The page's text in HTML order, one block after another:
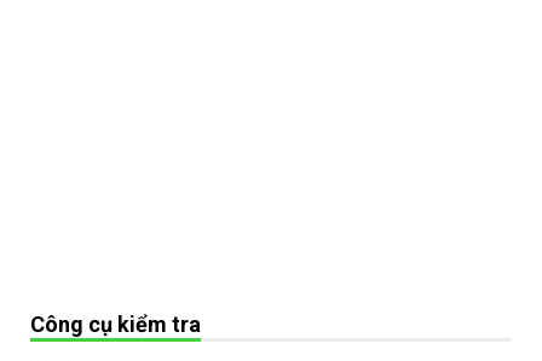
Công cụ kiểm tra